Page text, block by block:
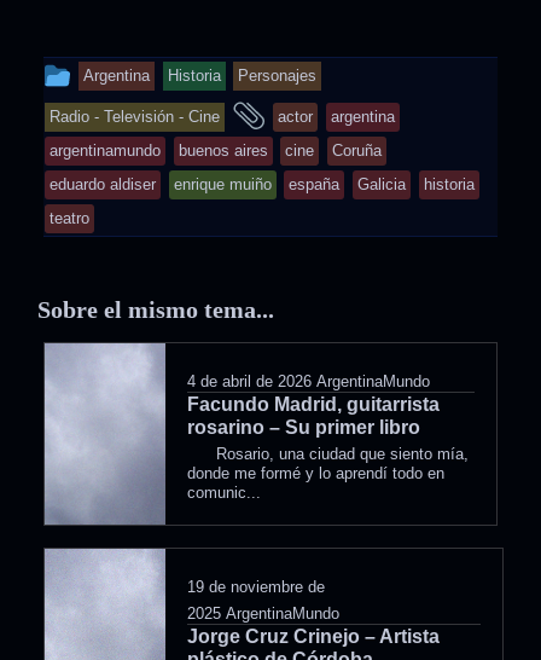
This
entry
was
posted
in
Argentina Historia Personajes
Radio - Televisión - Cine
and
tagged
actor
argentina
argentinamundo
buenos aires cine
Coruña
eduardo aldiser
enrique muiño españa Galicia
historia
teatro
Sobre el mismo tema...
4 de abril de 2026 ArgentinaMundo
Facundo Madrid, guitarrista
rosarino – Su primer libro
Rosario, una ciudad que siento mía,
donde me formé y lo aprendí todo en
comunic...
19 de noviembre de
2025 ArgentinaMundo
Jorge Cruz Crinejo – Artista